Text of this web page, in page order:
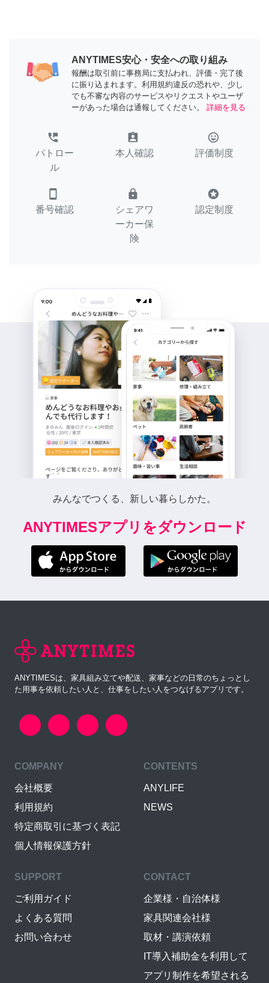
ANYTIMES安心・安全への取り組み
報酬は取引前に事務局に支払われ、評価・完了後
に振り込まれます。利用規約違反の恐れや、少し
でも不審な内容のサービスやリクエストやユーザ
ーがあった場合は通報してください。
詳細を見る
perm_phone_msg
パトロー
ル
assignment_ind
本人確認
tag_faces
評価制度
smartphone
番号確認
lock
シェアワ
ーカー保
険
stars
認定制度
みんなでつくる、新しい暮らしかた。
ANYTIMESアプリをダウンロード
ANYTIMESは、家具組み立てや配送、家事などの日常のちょっとし
た用事を依頼したい人と、仕事をしたい人をつなげるアプリです。
COMPANY
会社概要
利用規約
特定商取引に基づく表記
個人情報保護方針
CONTENTS
ANYLIFE
NEWS
SUPPORT
ご利用ガイド
よくある質問
お問い合わせ
CONTACT
企業様・自治体様
家具関連会社様
取材・講演依頼
IT導入補助金を利用して
アプリ制作を希望される